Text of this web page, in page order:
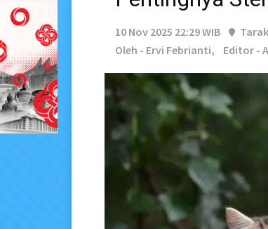
10 Nov 2025 22:29 WIB
Oleh - Ervi Febrianti,
Editor -